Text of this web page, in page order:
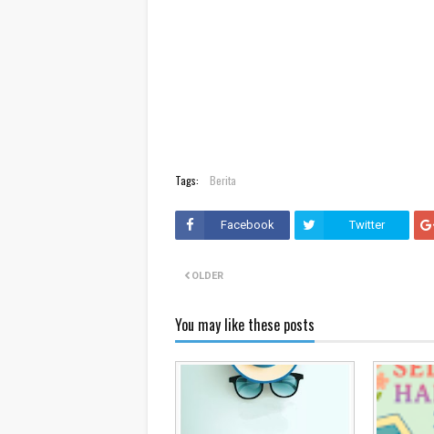
Tags: Berita
Facebook Twitter
OLDER
You may like these posts